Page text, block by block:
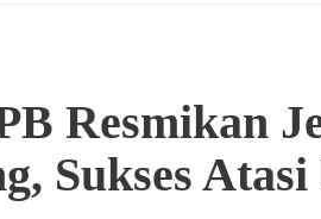
Resmikan
Sukses